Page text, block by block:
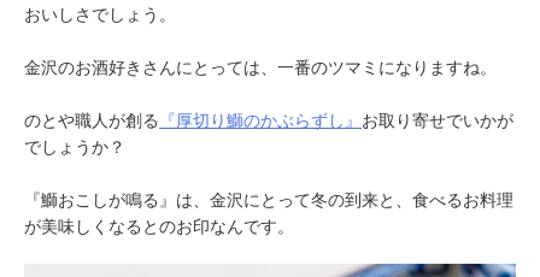
おいしさでしょう。
金沢のお酒好きさんにとっては、一番のツマミになりますね。
のとや職人が創る 『厚切り鰤のかぶらずし』 お取り寄せでいかが
でしょうか？
『鰤おこしが鳴る』は、金沢にとって冬の到来と、食べるお料理
が美味しくなるとのお印なんです。